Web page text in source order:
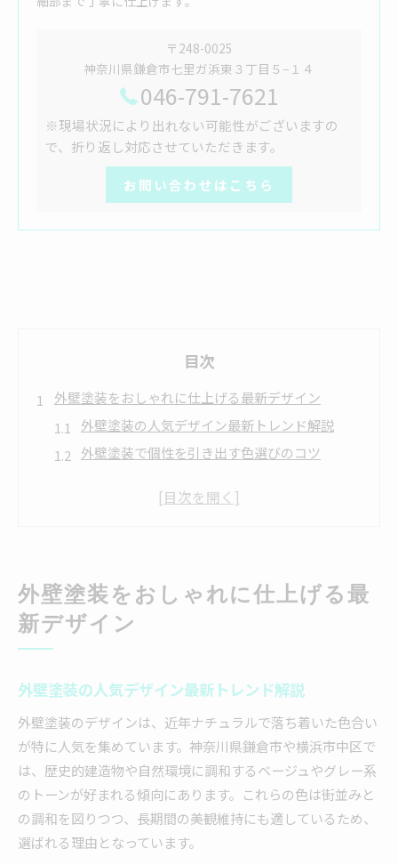
〒248-0025
神奈川県鎌倉市七里ガ浜東３丁目５−１４
046-791-7621
※現場状況により出れない可能性がございますの
で、折り返し対応させていただきます。
お問い合わせはこちら
目次
外壁塗装をおしゃれに仕上げる最新デザイン
外壁塗装の人気デザイン最新トレンド解説
外壁塗装で個性を引き出す色選びのコツ
おしゃれな外壁塗装事例で理想を実現する方法
外壁塗装の耐久性を高める塗料選びの基準
耐久性重視の外壁塗装で長持ちする家づくり
長期間安心できる外壁塗装のメンテナンス法
人気外壁デザインが暮らしを変える理由
外壁塗装デザインで住まいの印象が大きく変化
外壁塗装の色選びが快適な暮らしに影響する理
外壁塗装の人気デザインで資産価値を高める効
外壁塗装をおしゃれに仕上げる最
新デザイン
外壁塗装の人気デザイン最新トレンド解説
外壁塗装のデザインは、近年ナチュラルで落ち着いた色合い
が特に人気を集めています。神奈川県鎌倉市や横浜市中区で
は、歴史的建造物や自然環境に調和するベージュやグレー系
のトーンが好まれる傾向にあります。これらの色は街並みと
の調和を図りつつ、長期間の美観維持にも適しているため、
選ばれる理由となっています。